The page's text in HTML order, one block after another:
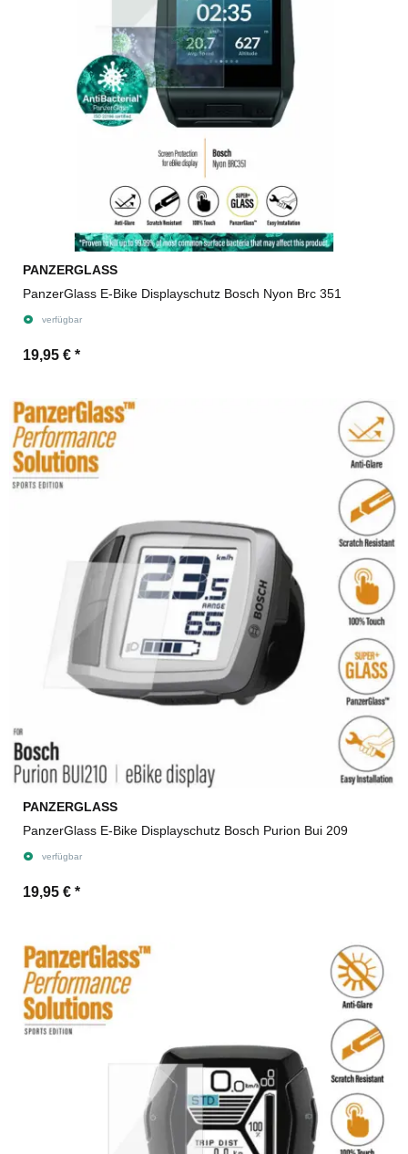
PANZERGLASS
PanzerGlass E-Bike Displayschutz Bosch Nyon Brc 351
verfügbar
19,95 € *
PANZERGLASS
PanzerGlass E-Bike Displayschutz Bosch Purion Bui 209
verfügbar
19,95 € *